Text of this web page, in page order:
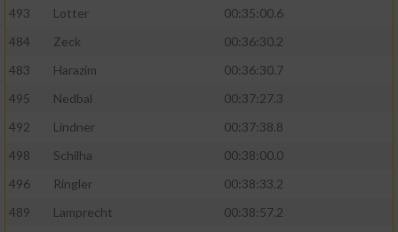
493
Lotter
00:35:00.6
484
Zeck
00:36:30.2
483
Harazim
00:36:30.7
495
Nedbal
00:37:27.3
492
Lindner
00:37:38.8
498
Schilha
00:38:00.0
496
Ringler
00:38:33.2
489
Lamprecht
00:38:57.2